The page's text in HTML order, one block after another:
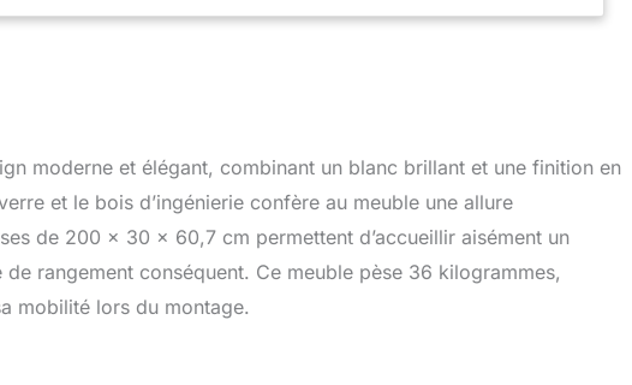
parmi plusieurs couleurs et personnaliser les effets lumineux selon
et facilement. Ce meuble TV haut de gamme apportera
de modernité à votre salon.
moderne et élégant, combinant un blanc brillant et une finition en
et le bois d’ingénierie confère au meuble une allure
de 200 x 30 x 60,7 cm permettent d’accueillir aisément un
rangement conséquent. Ce meuble pèse 36 kilogrammes,
mobilité lors du montage.